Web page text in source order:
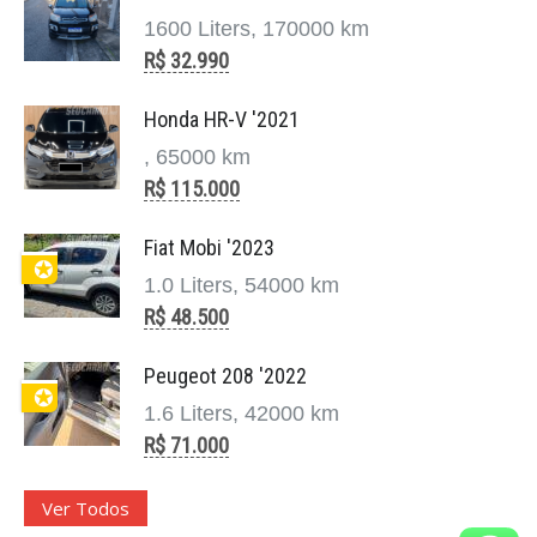
8 Carros Mais Vendidos da Land Rover
maio 14, 2025
Brasil: Luxo, Aventura e Prestígio em Cada Trajeto
A Land Rover construiu uma reputação sólida e
distinta no universo automotivo. Mais do que uma
marca de SUVs, ela rep ...
1600 Liters, 170000 km
R$ 32.990
Honda HR-V '2021
, 65000 km
R$ 115.000
✪
Fiat Mobi '2023
1.0 Liters, 54000 km
R$ 48.500
✪
Peugeot 208 '2022
1.6 Liters, 42000 km
R$ 71.000
Ver Todos